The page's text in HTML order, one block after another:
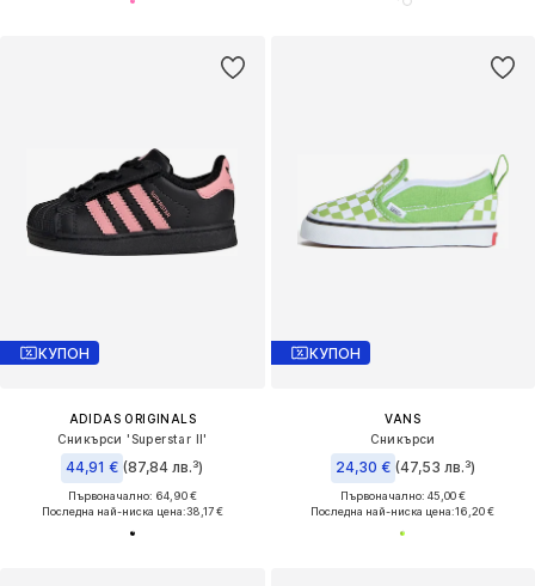
КУПОН
ADIDAS ORIGINALS
Сникърси 'Superstar II'
44,91 € (87,84 лв.³)
Първоначално: 64,90 €
Последна най-ниска цена:38,17 €
КУПОН
VANS
Сникърси
24,30 € (47,53 лв.³)
Първоначално: 45,00 €
Последна най-ниска цена:16,20 €